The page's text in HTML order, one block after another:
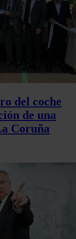
del coche
de una
Coruña